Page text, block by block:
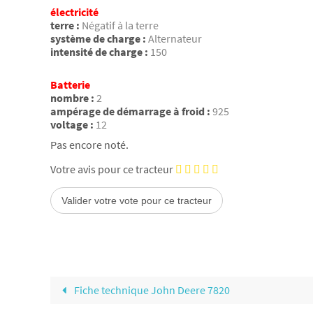
électricité
terre : Négatif à la terre
système de charge : Alternateur
intensité de charge : 150
Batterie
nombre : 2
ampérage de démarrage à froid : 925
voltage : 12
Pas encore noté.
Votre avis pour ce tracteur
Fiche technique John Deere 7820